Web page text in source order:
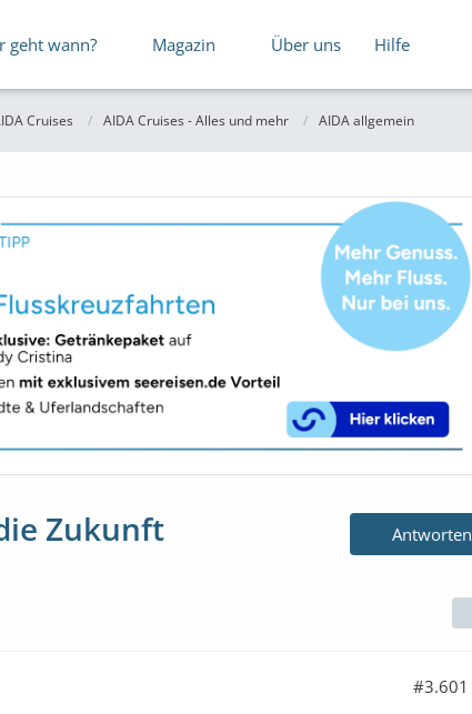
geht wann? Magazin Über uns Hilfe
Cruises AIDA Cruises - Alles und mehr AIDA allgemein
Zukunft Antworten
#3.601